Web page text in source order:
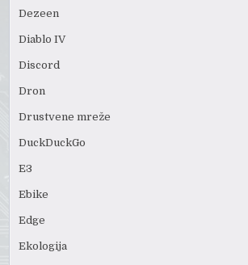
Dezeen
Diablo IV
Discord
Dron
Drustvene mreže
DuckDuckGo
E3
Ebike
Edge
Ekologija